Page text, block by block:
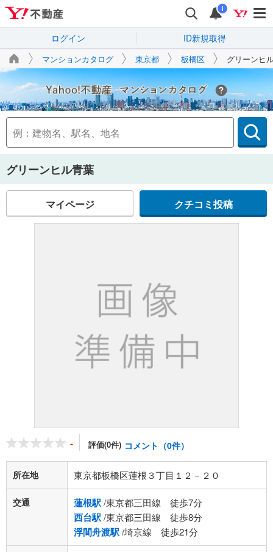
i
ログイン ID新規取得
マンションカタログ 東京都 板橋区 グリーンヒ
Yahoo!不動産
グリーンヒル青葉
マイページ クチコミ投稿
- 評価(0件) コメント（0件）
所在地 東京都板橋区蓮根３丁目１２－２０
交通 蓮根駅/東京都三田線 徒歩7分
西台駅/東京都三田線 徒歩8分
浮間舟渡駅/埼京線 徒歩21分